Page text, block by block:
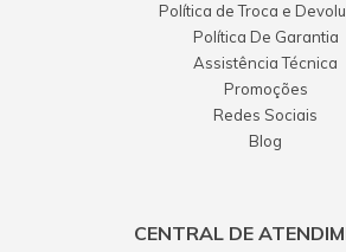
Política de Troca e
Política De Garantia
Assistência Técnica
Promoções
Redes Sociais
Blog
CENTRAL DE